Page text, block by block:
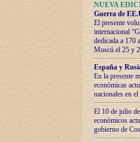
NUEVA
Guerra de
El presente
internacional
dedicada a 170
Moscú el 25 y
España y
En la presente
económicas
nacionales en
El 10 de julio
económicos
gobierno de